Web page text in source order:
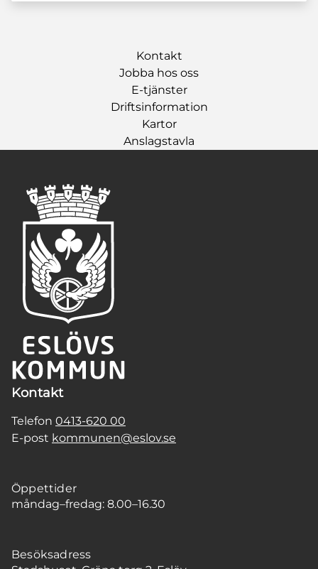
Kontakt
Jobba hos oss
E-tjänster
Driftsinformation
Kartor
Anslagstavla
Kontakt
Telefon 0413-620 00
E-post kommunen@eslov.se
Öppettider
måndag–fredag: 8.00–16.30
Besöksadress